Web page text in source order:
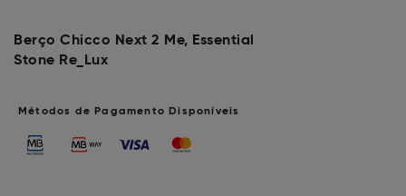
Berço Chicco Next 2 Me, Essential
Stone Re_Lux
Métodos de Pagamento Disponíveis